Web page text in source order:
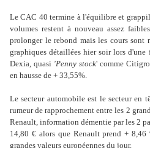
Le CAC 40 termine à l'équilibre et
volumes restent à nouveau assez
prolonger le rebond mais les cours sont
graphiques détaillées hier soir lors d'une
Dexia, quasi 'Penny stock' comme
en hausse de + 33,55%.
Le secteur automobile est le secteur en
rumeur de rapprochement entre les 2
Renault, information démentie par les 2
14,80 € alors que Renault prend +
grandes valeurs européennes du jour.